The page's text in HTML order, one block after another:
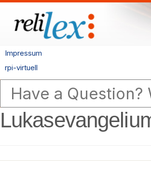
Impressum
rpi-virtuell